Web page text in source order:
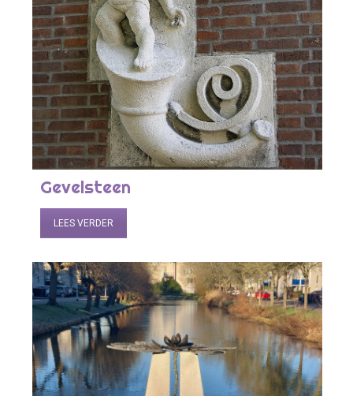
Gevelsteen
LEES VERDER